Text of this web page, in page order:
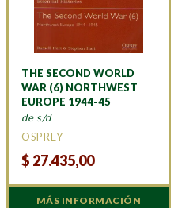
THE SECOND WORLD
WAR (6) NORTHWEST
EUROPE 1944-45
de s/d
OSPREY
$ 27.435,00
MÁS INFORMACIÓN